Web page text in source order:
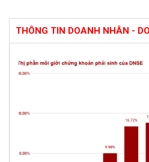
THÔNG TIN DOANH NHÂN -